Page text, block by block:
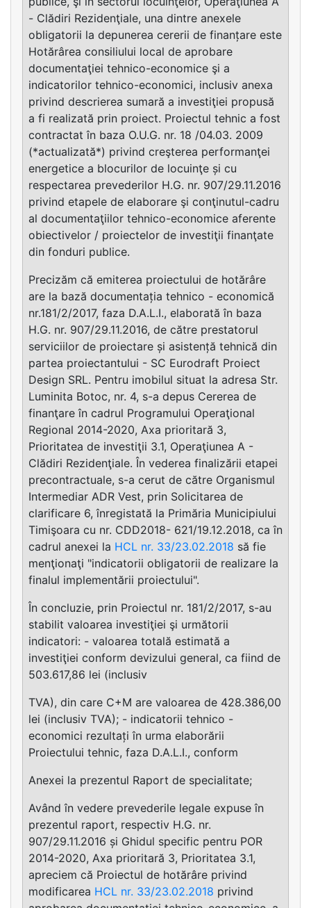
- Clădiri Rezidenţiale, una dintre anexele
obligatorii la depunerea cererii de finanțare este
Hotărârea consiliului local de aprobare
documentaţiei tehnico-economice şi a
indicatorilor tehnico-economici, inclusiv anexa
privind descrierea sumară a investiţiei propusă
a fi realizată prin proiect. Proiectul tehnic a fost
contractat în baza O.U.G. nr. 18 /04.03. 2009
(*actualizată*) privind creşterea performanţei
energetice a blocurilor de locuinţe și cu
respectarea prevederilor H.G. nr. 907/29.11.2016
privind etapele de elaborare şi conţinutul-cadru
al documentaţiilor tehnico-economice aferente
obiectivelor / proiectelor de investiţii finanţate
din fonduri publice.
Precizăm că emiterea proiectului de hotărâre
are la bază documentația tehnico - economică
nr.181/2/2017, faza D.A.L.I., elaborată în baza
H.G. nr. 907/29.11.2016, de către prestatorul
serviciilor de proiectare și asistență tehnică din
partea proiectantului - SC Eurodraft Proiect
Design SRL. Pentru imobilul situat la adresa Str.
Luminita Botoc, nr. 4, s-a depus Cererea de
finanţare în cadrul Programului Operaţional
Regional 2014-2020, Axa prioritară 3,
Prioritatea de investiţii 3.1, Operaţiunea A -
Clădiri Rezidenţiale. În vederea finalizării etapei
precontractuale, s-a cerut de către Organismul
Intermediar ADR Vest, prin Solicitarea de
clarificare 6, înregistată la Primăria Municipiului
Timişoara cu nr. CDD2018- 621/19.12.2018, ca în
cadrul anexei la HCL nr. 33/23.02.2018 să fie
menţionaţi "indicatorii obligatorii de realizare la
finalul implementării proiectului".
În concluzie, prin Proiectul nr. 181/2/2017, s-au
stabilit valoarea investiţiei şi următorii
indicatori: - valoarea totală estimată a
investiţiei conform devizului general, ca fiind de
503.617,86 lei (inclusiv
TVA), din care C+M are valoarea de 428.386,00
lei (inclusiv TVA); - indicatorii tehnico -
economici rezultați în urma elaborării
Proiectului tehnic, faza D.A.L.I., conform
Anexei la prezentul Raport de specialitate;
Având în vedere prevederile legale expuse în
prezentul raport, respectiv H.G. nr.
907/29.11.2016 și Ghidul specific pentru POR
2014-2020, Axa prioritară 3, Prioritatea 3.1,
apreciem că Proiectul de hotărâre privind
modificarea HCL nr. 33/23.02.2018 privind